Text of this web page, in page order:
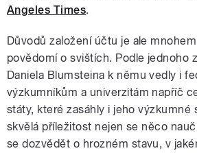
Angeles Times.
Důvodů založení účtu je ale
povědomí o svištích. Podle jednoho
Daniela Blumsteina k němu vedly i
výzkumníkům a univerzitám napříč
státy, které zasáhly i jeho výzkumné
skvělá příležitost nejen se něco
se dozvědět o hrozném stavu, v